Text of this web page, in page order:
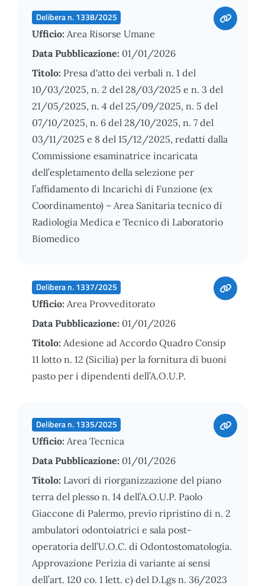
Delibera n. 1338/2025
Ufficio: Area Risorse Umane
Data Pubblicazione: 01/01/2026
Titolo: Presa d'atto dei verbali n. 1 del
10/03/2025, n. 2 del 28/03/2025 e n. 3 del
21/05/2025, n. 4 del 25/09/2025, n. 5 del
07/10/2025, n. 6 del 28/10/2025, n. 7 del
03/11/2025 e 8 del 15/12/2025, redatti dalla
Commissione esaminatrice incaricata
dell’espletamento della selezione per
l’affidamento di Incarichi di Funzione (ex
Coordinamento) – Area Sanitaria tecnico di
Radiologia Medica e Tecnico di Laboratorio
Biomedico
Delibera n. 1337/2025
Ufficio: Area Provveditorato
Data Pubblicazione: 01/01/2026
Titolo: Adesione ad Accordo Quadro Consip
11 lotto n. 12 (Sicilia) per la fornitura di buoni
pasto per i dipendenti dell’A.O.U.P.
Delibera n. 1335/2025
Ufficio: Area Tecnica
Data Pubblicazione: 01/01/2026
Titolo: Lavori di riorganizzazione del piano
terra del plesso n. 14 dell’A.O.U.P. Paolo
Giaccone di Palermo, previo ripristino di n. 2
ambulatori odontoiatrici e sala post-
operatoria dell’U.O.C. di Odontostomatologia.
Approvazione Perizia di variante ai sensi
dell’art. 120 co. 1 lett. c) del D.Lgs n. 36/2023